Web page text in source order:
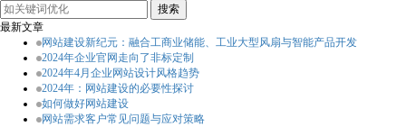
最新文章
网站建设新纪元：融合工商业储能、工业大型风扇与智能产品开发
2024年企业官网走向了非标定制
2024年4月企业网站设计风格趋势
2024年：网站建设的必要性探讨
如何做好网站建设
网站需求客户常见问题与应对策略